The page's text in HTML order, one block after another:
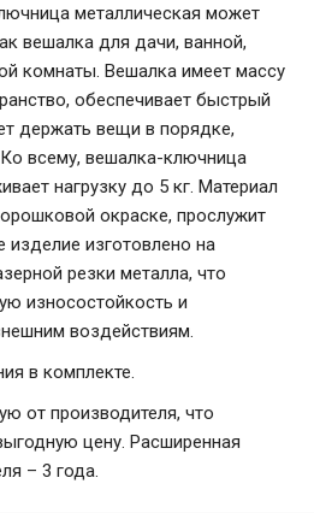
металлическая может
вешалка для дачи, ванной,
комнаты. Вешалка имеет массу
обеспечивает быстрый
держать вещи в порядке,
всему, вешалка-ключница
нагрузку до 5 кг. Материал
окраске, прослужит
изготовлено на
резки металла, что
износостойкость и
воздействиям.
в комплекте.
от производителя, что
цену. Расширенная
– 3 года.